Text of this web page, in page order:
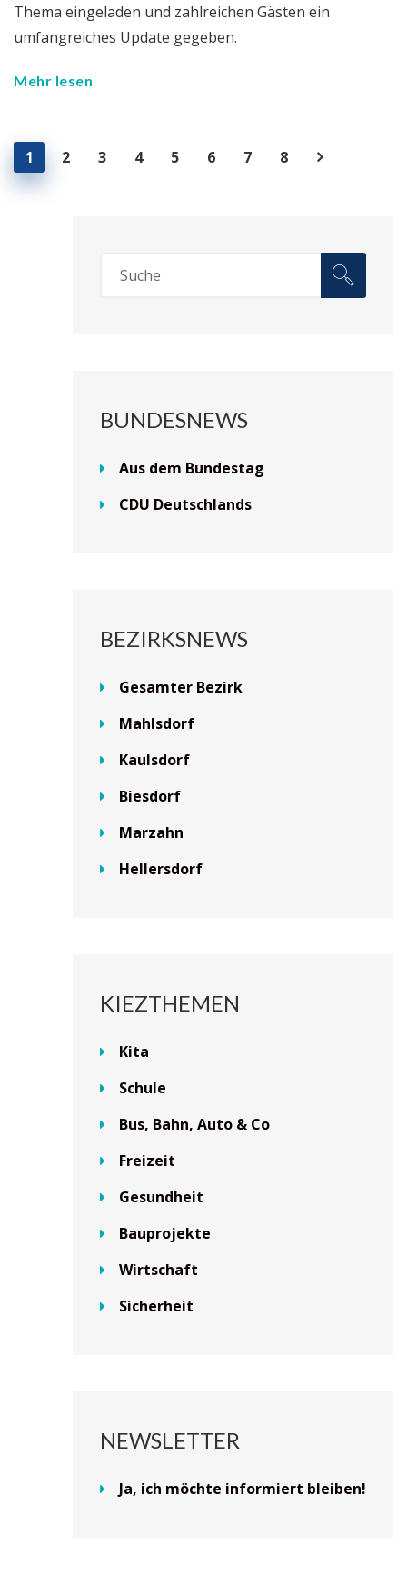
Thema eingeladen und zahlreichen Gästen ein
umfangreiches Update gegeben.
Mehr lesen
1 2 3 4 5 6 7 8
BUNDESNEWS
Aus dem Bundestag
CDU Deutschlands
BEZIRKSNEWS
Gesamter Bezirk
Mahlsdorf
Kaulsdorf
Biesdorf
Marzahn
Hellersdorf
KIEZTHEMEN
Kita
Schule
Bus, Bahn, Auto & Co
Freizeit
Gesundheit
Bauprojekte
Wirtschaft
Sicherheit
NEWSLETTER
Ja, ich möchte informiert bleiben!